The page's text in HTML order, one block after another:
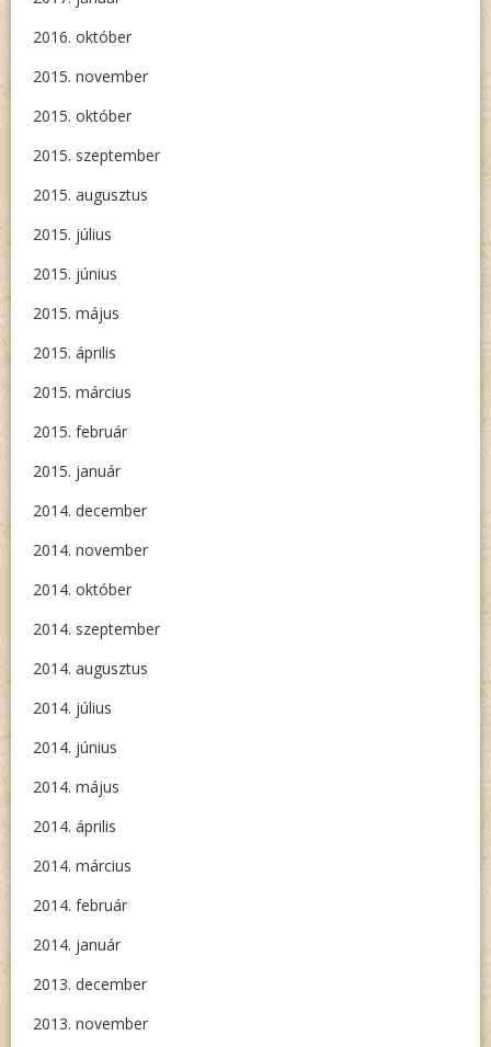
2016. október
2015. november
2015. október
2015. szeptember
2015. augusztus
2015. július
2015. június
2015. május
2015. április
2015. március
2015. február
2015. január
2014. december
2014. november
2014. október
2014. szeptember
2014. augusztus
2014. július
2014. június
2014. május
2014. április
2014. március
2014. február
2014. január
2013. december
2013. november